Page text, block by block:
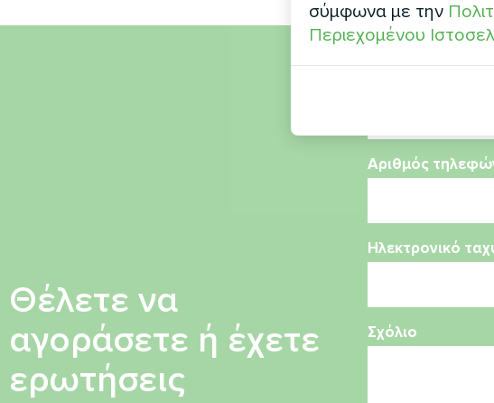
Θέλετε να
αγοράσετε ή έχετε
ερωτήσεις
Αριθμός
Ηλεκτρονικό
Σχόλιο
σύμφωνα με την
Περιεχομένου